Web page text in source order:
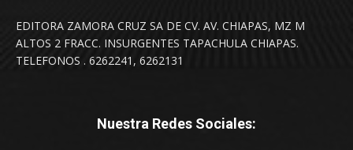
EDITORA ZAMORA CRUZ SA DE CV. AV. CHIAPAS, MZ M
ALTOS 2 FRACC. INSURGENTES TAPACHULA CHIAPAS.
TELEFONOS . 6262241, 6262131
Nuestra Redes Sociales: